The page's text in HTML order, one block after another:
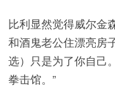
比利显然觉得威尔金
和酒鬼老公住漂亮房
选）只是为了你自己
拳击馆。”